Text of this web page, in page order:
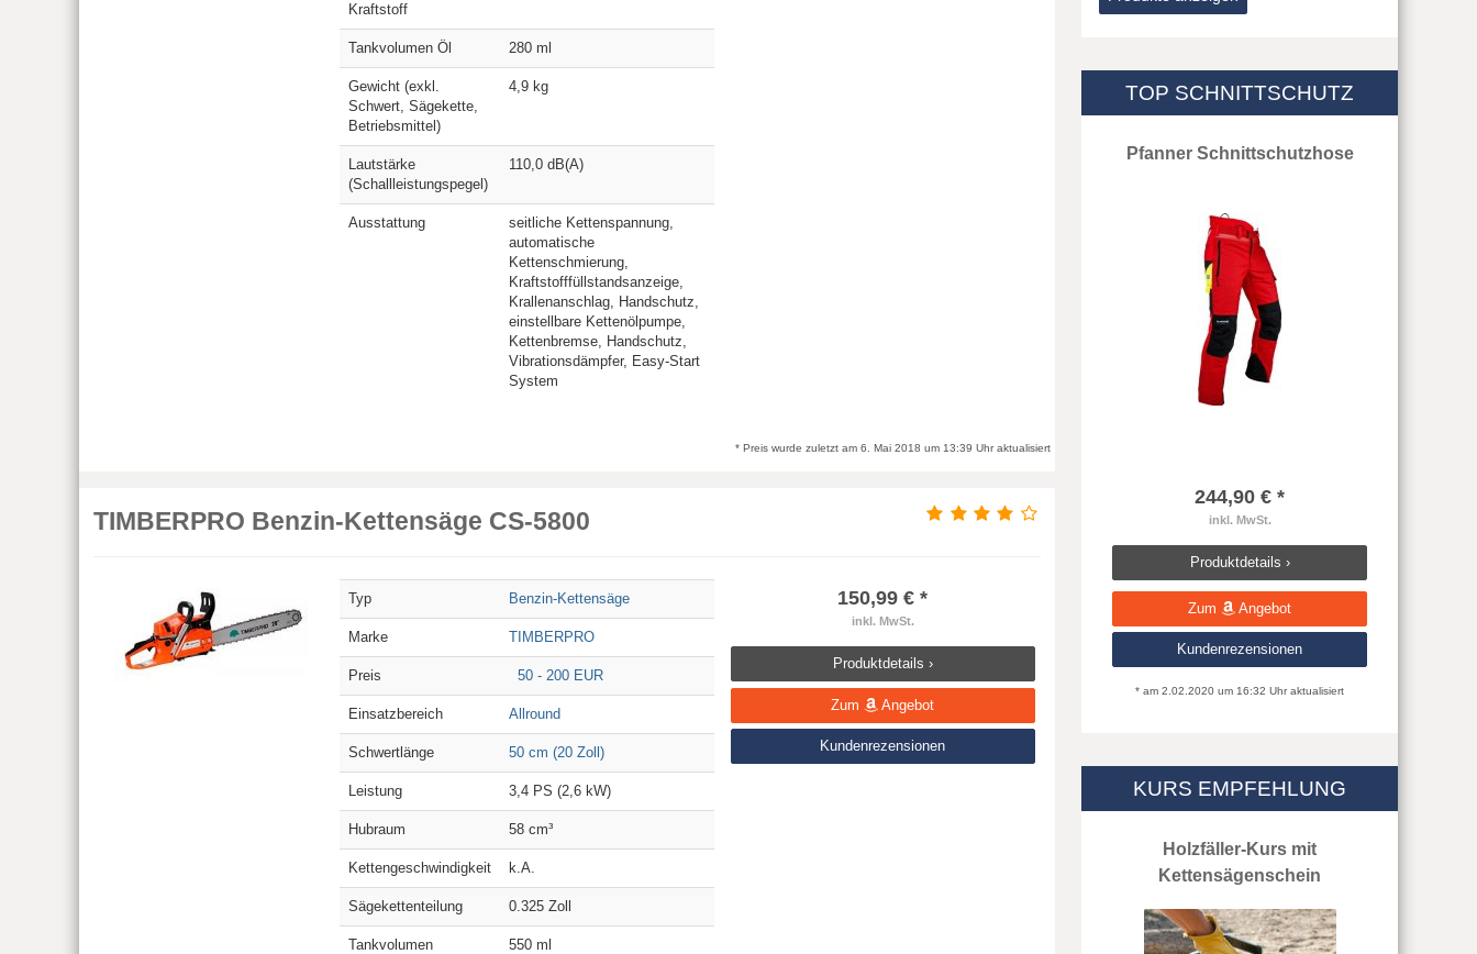
Kraftstoff
Tankvolumen Öl 280 ml
Gewicht (exkl.
Schwert, Sägekette,
Betriebsmittel)
4,9 kg
Lautstärke
(Schallleistungspegel)
110,0 dB(A)
Ausstattung
seitliche Kettenspannung,
automatische
Kettenschmierung,
Kraftstofffüllstandsanzeige,
Krallenanschlag, Handschutz,
einstellbare Kettenölpumpe,
Kettenbremse, Handschutz,
Vibrationsdämpfer, Easy-Start
System
* Preis wurde zuletzt am 6. Mai 2018 um 13:39 Uhr aktualisiert
TIMBERPRO Benzin-Kettensäge CS-5800
Typ Benzin-Kettensäge
Marke TIMBERPRO
Preis 50 - 200 EUR
Einsatzbereich Allround
Schwertlänge 50 cm (20 Zoll)
Leistung 3,4 PS (2,6 kW)
Hubraum 58 cm³
Kettengeschwindigkeit k.A.
Sägekettenteilung 0.325 Zoll
Tankvolumen
550 ml
150,99 € *
inkl. MwSt.
Produktdetails ›
Zum Angebot
Kundenrezensionen
TOP SCHNITTSCHUTZ
Pfanner Schnittschutzhose
244,90 € *
inkl. MwSt.
Produktdetails ›
Zum Angebot
Kundenrezensionen
* am 2.02.2020 um 16:32 Uhr aktualisiert
KURS EMPFEHLUNG
Holzfäller-Kurs mit
Kettensägenschein